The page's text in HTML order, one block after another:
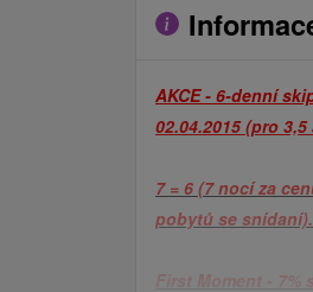
AKCE - 6-denní
02.04.2015 (pro
7 = 6 (7 nocí za
pobytů se snídaní).
First Moment - 7%